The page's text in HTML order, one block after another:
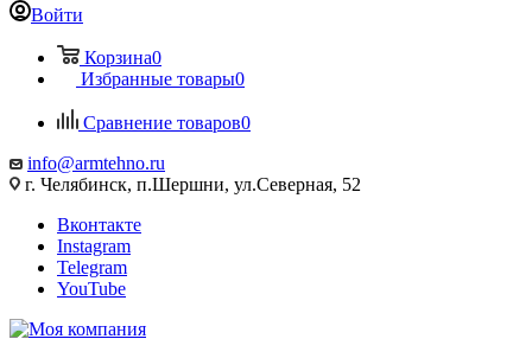
Войти
Корзина0
Избранные товары0
Сравнение товаров0
info@armtehno.ru
г. Челябинск, п.Шершни, ул.Северная, 52
Вконтакте
Instagram
Telegram
YouTube